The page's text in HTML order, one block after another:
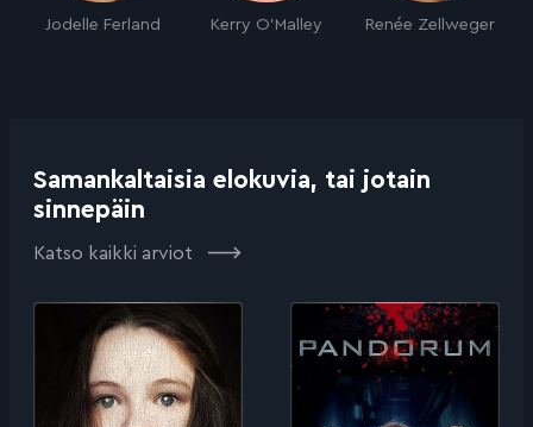
Jodelle Ferland Kerry O'Malley Renée Zellweger
Samankaltaisia elokuvia, tai jotain
sinnepäin
Katso kaikki arviot